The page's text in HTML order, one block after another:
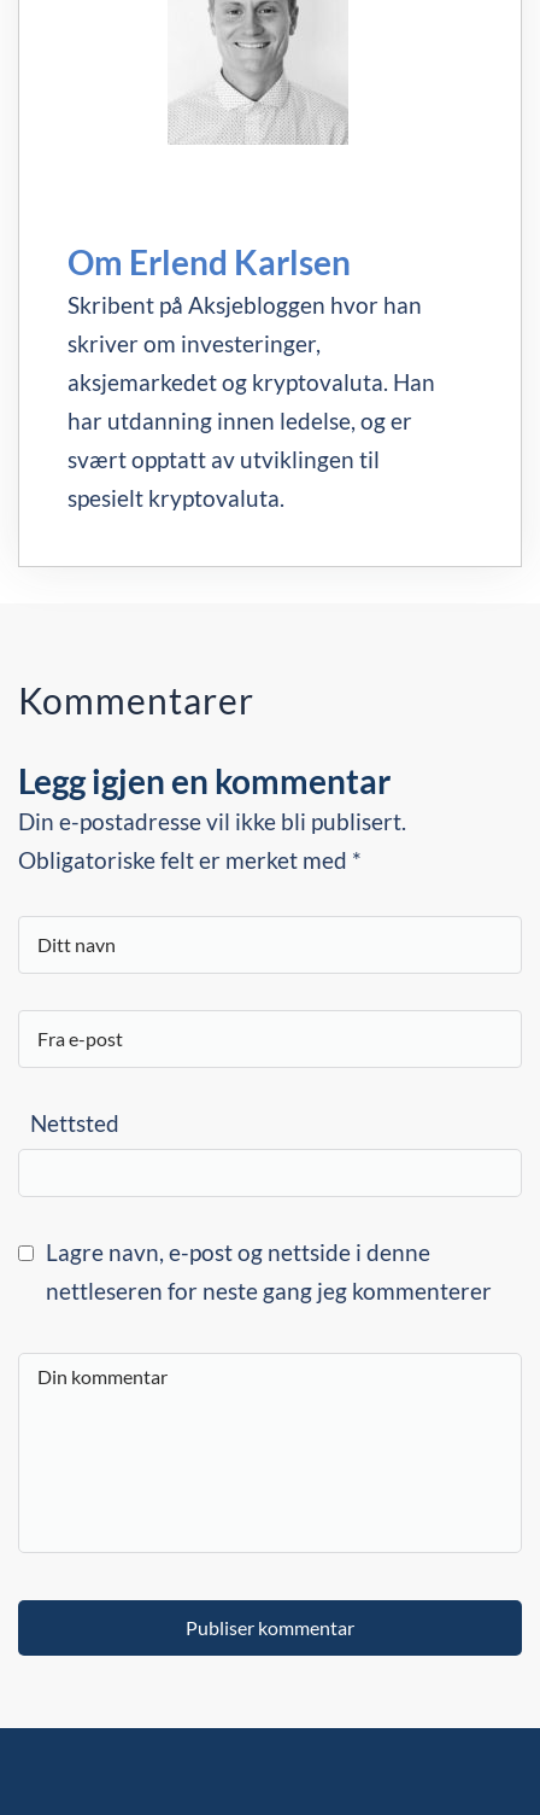
Om Erlend Karlsen
Skribent på Aksjebloggen hvor han
skriver om investeringer,
aksjemarkedet og kryptovaluta. Han
har utdanning innen ledelse, og er
svært opptatt av utviklingen til
spesielt kryptovaluta.
Kommentarer
Legg igjen en kommentar
Din e-postadresse vil ikke bli publisert.
Obligatoriske felt er merket med *
Nettsted
Lagre navn, e-post og nettside i denne
nettleseren for neste gang jeg kommenterer